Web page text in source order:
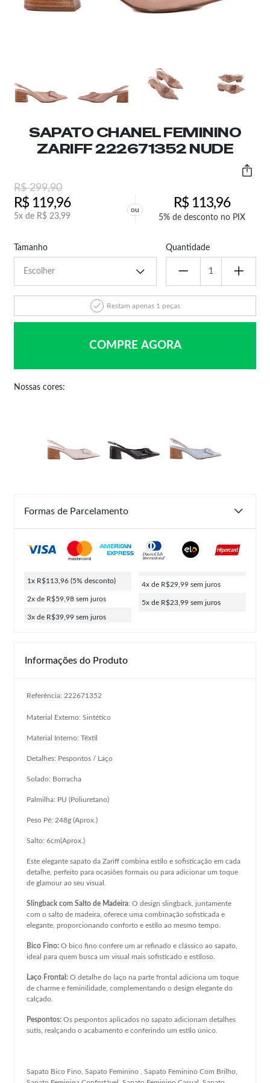
SAPATO CHANEL FEMININO
ZARIFF 222671352 NUDE
R$299,90
R$119,96
5x de R$ 23,99
ou R$113,96
5% de desconto no PIX
Tamanho Quantidade
Restam apenas 1 peças
COMPRE AGORA
Nossas cores:
Formas de Parcelamento
1x R$113,96 (5% desconto)
2x de R$59,98 sem juros
3x de R$39,99 sem juros
4x de R$29,99 sem juros
5x de R$23,99 sem juros
Informações do Produto
Referência: 222671352
Material Externo: Sintético
Material Interno: Têxtil
Detalhes: Pespontos / Laço
Solado: Borracha
Palmilha: PU (Poliuretano)
Peso Pé: 248g (Aprox.)
Salto: 6cm(Aprox.)
Este elegante sapato da Zariff combina estilo e sofisticação em cada
detalhe, perfeito para ocasiões formais ou para adicionar um toque
de glamour ao seu visual.
Slingback com Salto de Madeira: O design slingback, juntamente
com o salto de madeira, oferece uma combinação sofisticada e
elegante, proporcionando conforto e estilo ao mesmo tempo.
Bico Fino: O bico fino confere um ar refinado e clássico ao sapato,
ideal para quem busca um visual mais sofisticado e estiloso.
Laço Frontal: O detalhe do laço na parte frontal adiciona um toque
de charme e feminilidade, complementando o design elegante do
calçado.
Pespontos: Os pespontos aplicados no sapato adicionam detalhes
sutis, realçando o acabamento e conferindo um estilo único.
Sapato Bico Fino, Sapato Feminino , Sapato Feminino Com Brilho,